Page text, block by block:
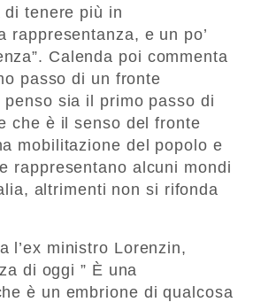
tenere più in
rappresentanza, e un po’
Calenda poi commenta
passo di un fronte
sia il primo passo di
che è il senso del fronte
mobilitazione del popolo e
rappresentano alcuni mondi
altrimenti non si rifonda
l’ex ministro Lorenzin,
di oggi ” È una
è un embrione di qualcosa